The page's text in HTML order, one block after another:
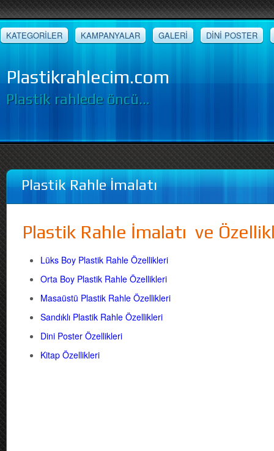
Plastikrahlecim.com
Plastik rahlede öncü…
KATEGORİLER KAMPANYALAR GALERİ DİNİ POSTER
Plastik Rahle İmalatı
Plastik Rahle İmalatı ve
Lüks Boy Plastik Rahle Özellikleri
Orta Boy Plastik Rahle Özellikleri
Masaüstü Plastik Rahle Özellikleri
Sandıklı Plastik Rahle Özellikleri
Dini Poster Özellikleri
Kitap Özellikleri